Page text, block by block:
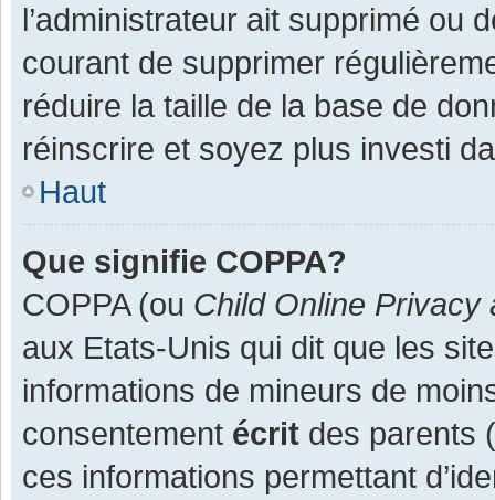
l’administrateur ait supprimé ou
courant de supprimer
réduire la taille de la base de
réinscrire et soyez plus investi
Haut
Que signifie COPPA?
COPPA (ou Child Online Privacy
aux Etats-Unis qui dit que les
informations de mineurs de
consentement écrit des parents
ces informations permettant